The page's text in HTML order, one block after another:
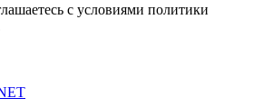
с условиями политики